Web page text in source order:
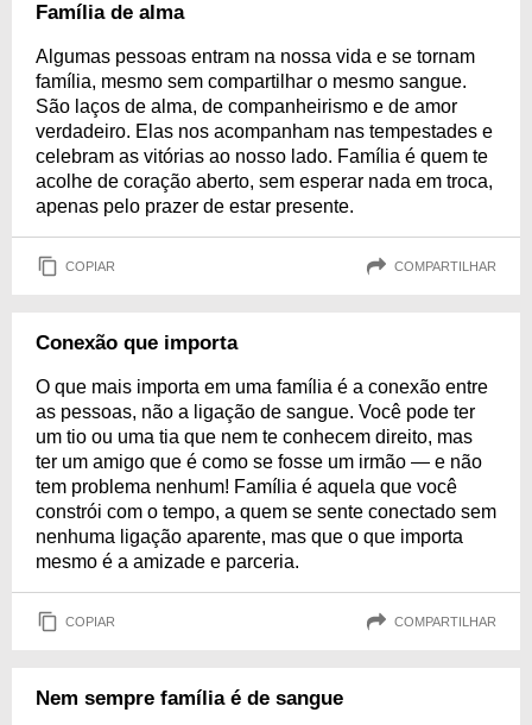
Família de alma
Algumas pessoas entram na nossa vida e se tornam
família, mesmo sem compartilhar o mesmo sangue.
São laços de alma, de companheirismo e de amor
verdadeiro. Elas nos acompanham nas tempestades e
celebram as vitórias ao nosso lado. Família é quem te
acolhe de coração aberto, sem esperar nada em troca,
apenas pelo prazer de estar presente.
COPIAR COMPARTILHAR
Conexão que importa
O que mais importa em uma família é a conexão entre
as pessoas, não a ligação de sangue. Você pode ter
um tio ou uma tia que nem te conhecem direito, mas
ter um amigo que é como se fosse um irmão — e não
tem problema nenhum! Família é aquela que você
constrói com o tempo, a quem se sente conectado sem
nenhuma ligação aparente, mas que o que importa
mesmo é a amizade e parceria.
COPIAR COMPARTILHAR
Nem sempre família é de sangue